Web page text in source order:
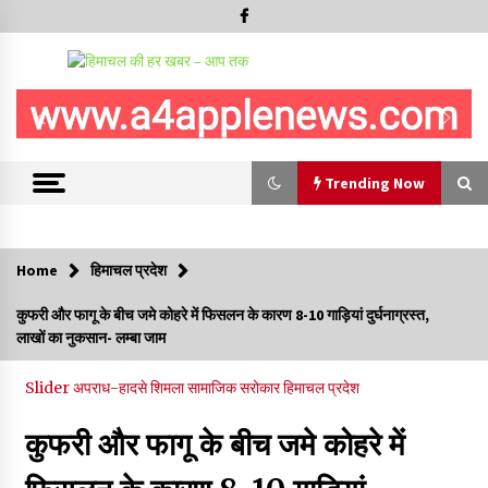
Trending Now
चंबा में बड़ा बस सड़क हादसा, 3 की मौत कई गंभीर घायल, बैरागढ़ से चंबा आ
रही थी निजी बस शर्मा कोच
08/08/2026
08/08/2026
Home हिमाचल प्रदेश
कुफरी और फागू के बीच जमे कोहरे में फिसलन के कारण 8-10 गाड़ियां दुर्घनाग्रस्त,
लाखों का नुकसान- लम्बा जाम
Sliderअपराध-हादसेशिमलासामाजिक सरोकारहिमाचल प्रदेश
कुफरी और फागू के बीच जमे कोहरे में